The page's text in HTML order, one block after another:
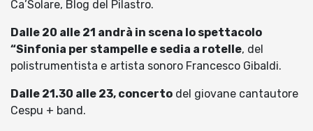
Ca’Solare, Blog del Pilastro.
Dalle 20 alle 21 andrà in scena lo spettacolo
“Sinfonia per stampelle e sedia a rotelle, del
polistrumentista e artista sonoro Francesco Gibaldi.
Dalle 21.30 alle 23, concerto del giovane cantautore
Cespu + band.